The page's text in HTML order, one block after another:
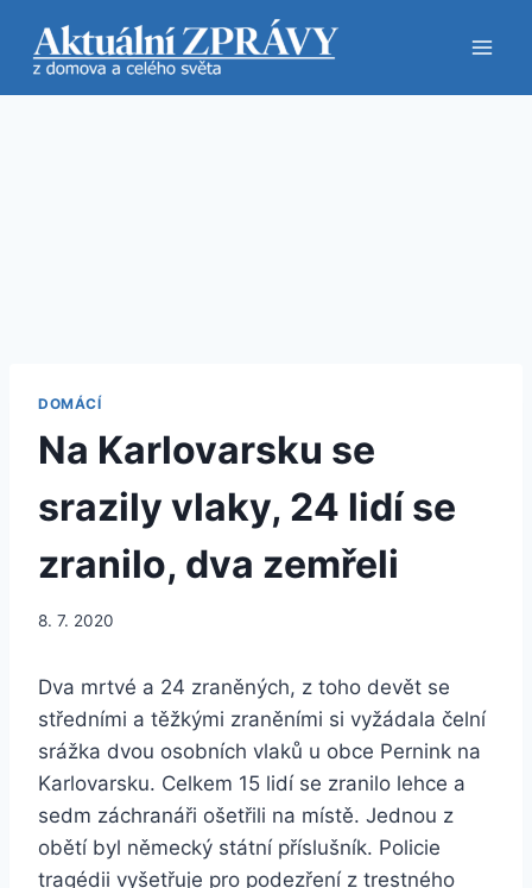
obsah
DOMÁCÍ
Na Karlovarsku se
srazily vlaky, 24 lidí se
zranilo, dva zemřeli
8. 7. 2020
Dva mrtvé a 24 zraněných, z toho devět se
středními a těžkými zraněními si vyžádala čelní
srážka dvou osobních vlaků u obce Pernink na
Karlovarsku. Celkem 15 lidí se zranilo lehce a
sedm záchranáři ošetřili na místě. Jednou z
obětí byl německý státní příslušník. Policie
tragédii vyšetřuje pro podezření z trestného